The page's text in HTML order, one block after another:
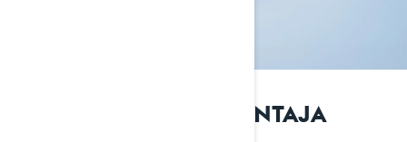
LUMIKENTTIEN KOMENTAJA